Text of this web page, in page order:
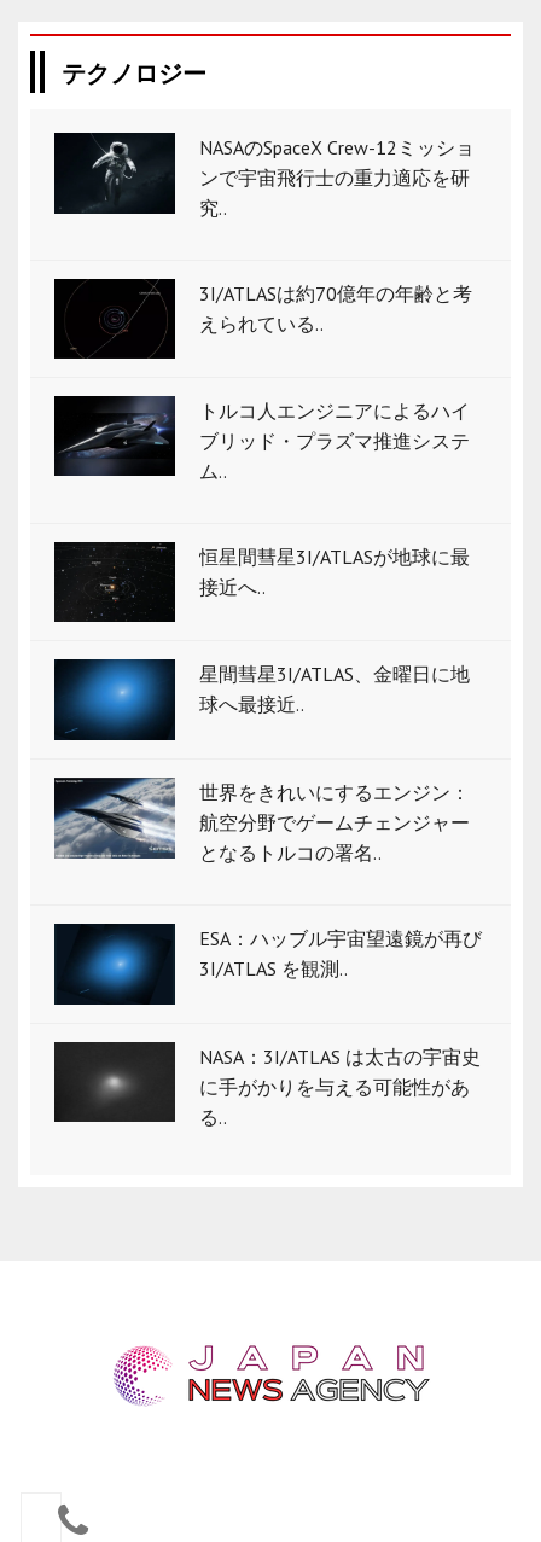
テクノロジー
NASAのSpaceX Crew-12ミッショ
ンで宇宙飛行士の重力適応を研
究..
3I/ATLASは約70億年の年齢と考
えられている..
トルコ人エンジニアによるハイ
ブリッド・プラズマ推進システ
ム..
恒星間彗星3I/ATLASが地球に最
接近へ..
星間彗星3I/ATLAS、金曜日に地
球へ最接近..
世界をきれいにするエンジン：
航空分野でゲームチェンジャー
となるトルコの署名..
ESA：ハッブル宇宙望遠鏡が再び
3I/ATLAS を観測..
NASA：3I/ATLAS は太古の宇宙史
に手がかりを与える可能性があ
る..